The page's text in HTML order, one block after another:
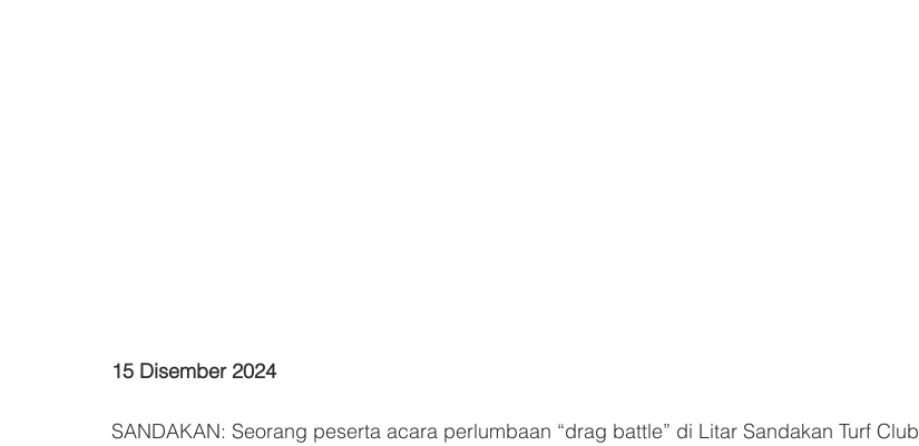
15 Disember 2024
SANDAKAN: Seorang peserta acara perlumbaan “drag battle” di Litar Sandakan Turf Club